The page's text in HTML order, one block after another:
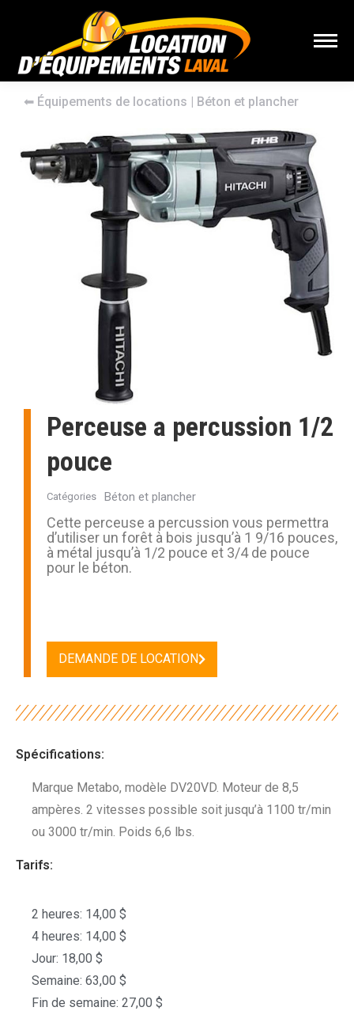
⬅︎ Équipements de locations | Béton et plancher
Perceuse a percussion 1/2
pouce
Catégories Béton et plancher
Cette perceuse a percussion vous permettra
d’utiliser un forêt à bois jusqu’à 1 9/16 pouces,
à métal jusqu’à 1/2 pouce et 3/4 de pouce
pour le béton.
DEMANDE DE LOCATION
Spécifications:
Marque Metabo, modèle DV20VD. Moteur de 8,5
ampères. 2 vitesses possible soit jusqu’à 1100 tr/min
ou 3000 tr/min. Poids 6,6 lbs.
Tarifs:
2 heures: 14,00 $
4 heures: 14,00 $
Jour: 18,00 $
Semaine: 63,00 $
Fin de semaine: 27,00 $